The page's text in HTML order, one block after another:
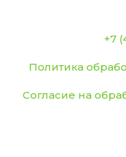
+7
Политика
Согласие на